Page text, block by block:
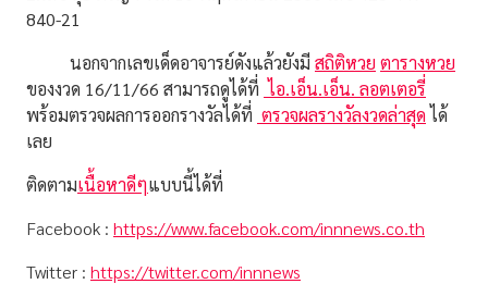
840-21
นอกจากเลขเด็ดอาจารย์ดังแล้วยังมี สถิติหวย ตารางหวย
ของงวด 16/11/66 สามารถดูได้ที่ ไอ.เอ็น.เอ็น. ลอตเตอรี่
พร้อมตรวจผลการออกรางวัลได้ที่ ตรวจผลรางวัลงวดล่าสุดได้
เลย
ติดตามเนื้อหาดีๆแบบนี้ได้ที่
Facebook : https://www.facebook.com/innnews.co.th
Twitter : https://twitter.com/innnews